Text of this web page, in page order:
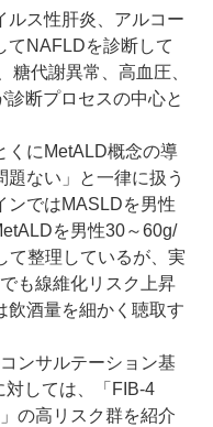
ルス性肝炎、アルコー
てNAFLDを診断して
糖代謝異常、高血圧、
断プロセスの中心と
くにMetALD概念の導
題ない」と一律に扱う
ンではMASLDを男性
を男性30～60g/
て整理しているが、実
も線維化リスク上昇
飲酒量を細かく聴取す
ンサルテーション基
対しては、「FIB-4
の高リスク群を紹介